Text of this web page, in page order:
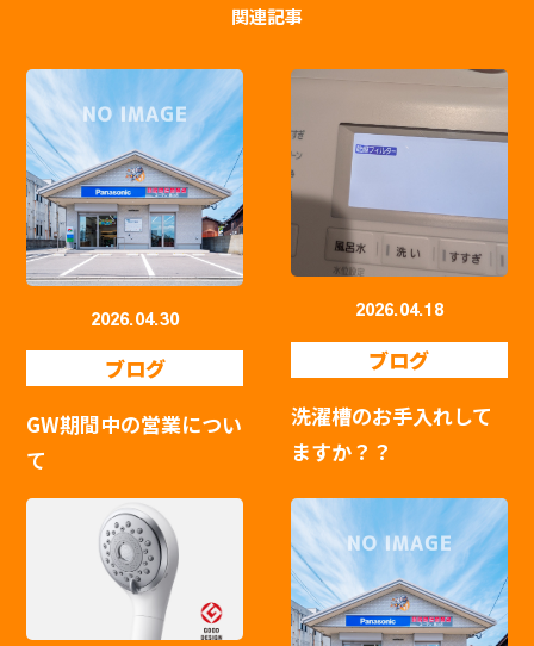
関連記事
2026.04.30
ブログ
GW期間中の営業につい
て
2026.04.18
ブログ
洗濯槽のお手入れして
ますか？？